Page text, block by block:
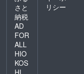
さと
納税
AD
FOR
ALL
HIO
KOS
リシー